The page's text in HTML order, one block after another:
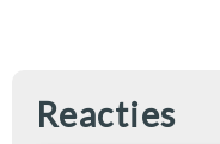
Reacties